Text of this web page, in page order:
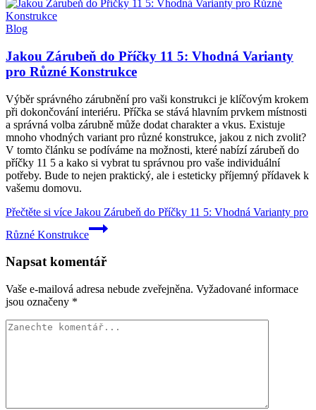
Blog
Jakou Zárubeň do Příčky 11 5: Vhodná Varianty
pro Různé Konstrukce
Výběr správného zárubnění pro vaši konstrukci je klíčovým krokem
při dokončování interiéru. Příčka se stává hlavním prvkem místnosti
a správná volba zárubně může dodat charakter a vkus. Existuje
mnoho vhodných variant pro různé konstrukce, jakou z nich zvolit?
V tomto článku se podíváme na možnosti, které nabízí zárubeň do
příčky 11 5 a kako si vybrat tu správnou pro vaše individuální
potřeby. Bude to nejen praktický, ale i esteticky příjemný přídavek k
vašemu domovu.
Přečtěte si více Jakou Zárubeň do Příčky 11 5: Vhodná Varianty pro
Různé Konstrukce
Napsat komentář
Vaše e-mailová adresa nebude zveřejněna. Vyžadované informace
jsou označeny *